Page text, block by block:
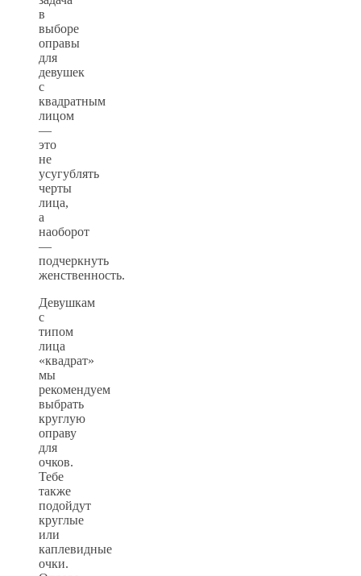
в
выборе
оправы
для
девушек
с
квадратным
лицом
—
это
не
усугублять
черты
лица,
а
наоборот
—
подчеркнуть
женственность.
Девушкам
с
типом
лица
«квадрат»
мы
рекомендуем
выбрать
круглую
оправу
для
очков.
Тебе
также
подойдут
круглые
или
каплевидные
очки.